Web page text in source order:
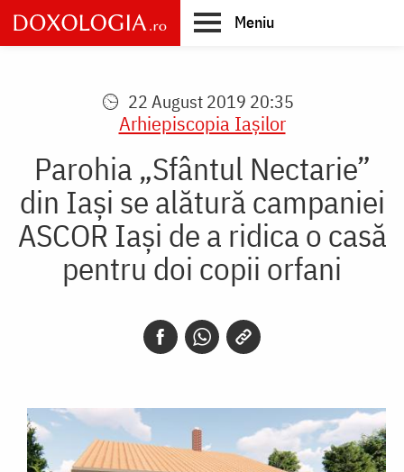
Skip
to
main
Meniu
22 August 2019 20:35
Arhiepiscopia Iaşilor
Parohia „Sfântul Nectarie”
din Iași se alătură campaniei
ASCOR Iași de a ridica o casă
pentru doi copii orfani